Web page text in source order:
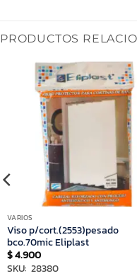
PRODUCTOS
VARIOS
Viso p/cort.(2553)pesado
bco.70mic Eliplast
$4.900
SKU: 28380